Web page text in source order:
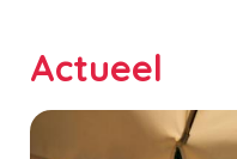
Actueel